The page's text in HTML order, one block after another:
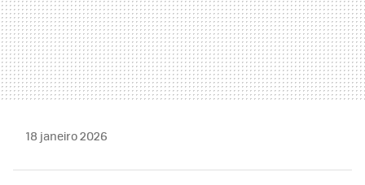
18 janeiro 2026